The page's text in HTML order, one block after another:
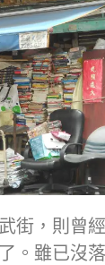
街，則曾
。雖已沒